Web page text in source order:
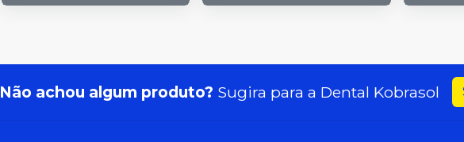
Não achou algum produto? Sugira para a Dental Kobrasol